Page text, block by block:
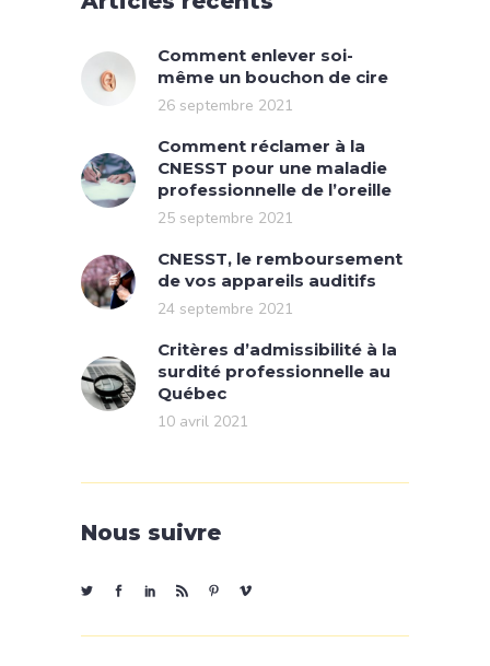
Comment enlever soi-
même un bouchon de cire
26 septembre 2021
Comment réclamer à la
CNESST pour une maladie
professionnelle de l’oreille
25 septembre 2021
CNESST, le remboursement
de vos appareils auditifs
24 septembre 2021
Critères d’admissibilité à la
surdité professionnelle au
Québec
10 avril 2021
Nous suivre